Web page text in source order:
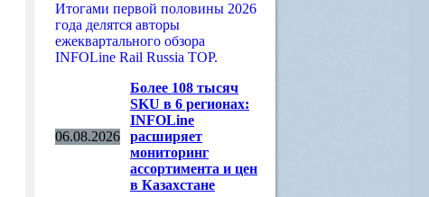
Итогами первой половины 2026
года делятся авторы
ежеквартального обзора
INFOLine Rail Russia TOP.
06.08.2026
Более 108 тысяч
SKU в 6 регионах:
INFOLine
расширяет
мониторинг
ассортимента и цен
в Казахстане